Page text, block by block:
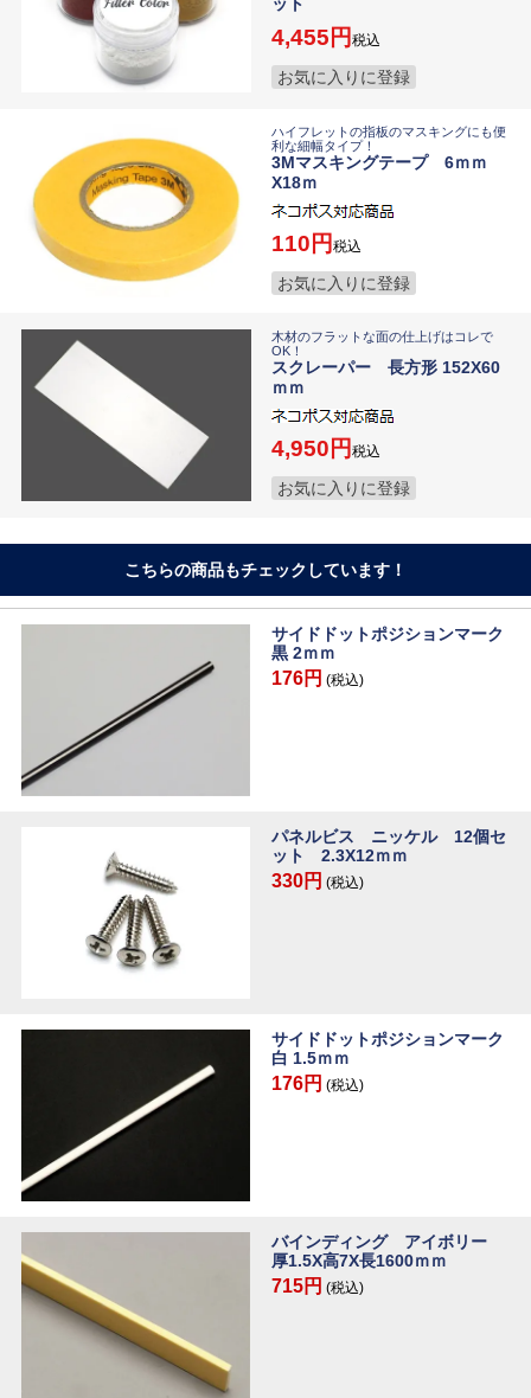
ット
4,455 税込
お気に入りに登録
ハイフレットの指板のマスキングにも便
利な細幅タイプ！
3Mマスキングテープ 6ｍｍ
X18ｍ
110 税込
お気に入りに登録
木材のフラットな面の仕上げはコレで
OK！
スクレーパー 長方形 152X60
ｍｍ
4,950 税込
お気に入りに登録
こちらの商品もチェックしています！
サイドドットポジションマーク
黒 2ｍｍ
176円 (税込)
パネルビス ニッケル 12個セ
ット 2.3X12ｍｍ
330円 (税込)
サイドドットポジションマーク
白 1.5ｍｍ
176円 (税込)
バインディング アイボリー
厚1.5X高7X長1600ｍｍ
715円 (税込)